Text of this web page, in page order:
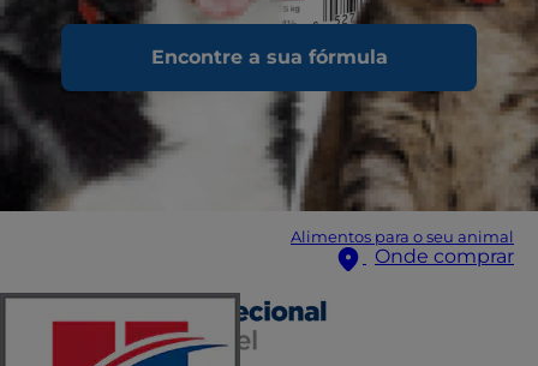
Encontre a sua fórmula
Alimentos para o seu animal
Onde comprar